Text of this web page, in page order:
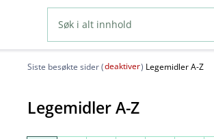
Siste besøkte sider (deaktiver) Legemidler A-Z
Legemidler A-Z